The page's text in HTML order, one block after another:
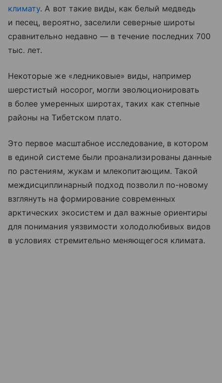
климату. А вот такие виды, как белый медведь
и песец, вероятно, заселили северные широты
сравнительно недавно — в течение последних 700
тыс. лет.
Некоторые же «ледниковые» виды, например
шерстистый носорог, могли эволюционировать
в более умеренных широтах, таких как степные
районы на Тибетском плато.
Это первое масштабное исследование, в котором
в единой системе были проанализированы данные
по растениям, жукам и млекопитающим. Такой
междисциплинарный подход позволил по-новому
взглянуть на формирование современных
арктических экосистем и дал важные ориентиры
для понимания уязвимости холодолюбивых видов
в условиях стремительно меняющегося климата.